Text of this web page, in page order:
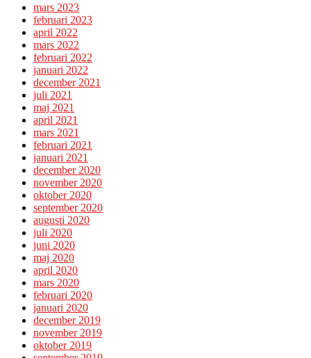
mars 2023
februari 2023
april 2022
mars 2022
februari 2022
januari 2022
december 2021
juli 2021
maj 2021
april 2021
mars 2021
februari 2021
januari 2021
december 2020
november 2020
oktober 2020
september 2020
augusti 2020
juli 2020
juni 2020
maj 2020
april 2020
mars 2020
februari 2020
januari 2020
december 2019
november 2019
oktober 2019